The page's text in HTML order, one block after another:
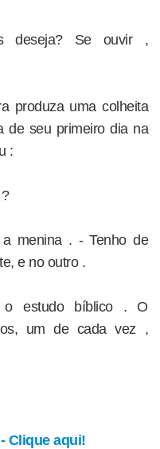
deseja? Se ouvir ,
produza uma colheita
de seu primeiro dia na
:
menina . - Tenho de
e no outro .
estudo bíblico . O
um de cada vez ,
Clique aqui!